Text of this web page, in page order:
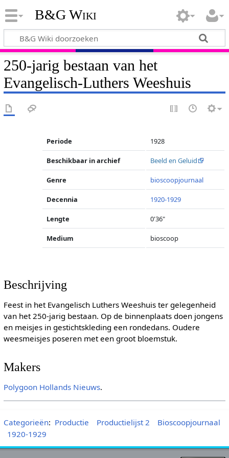
B&G Wiki
250-jarig bestaan van het
Evangelisch-Luthers Weeshuis
Periode 1928
Beschikbaar in archief Beeld en Geluid
Genre bioscoopjournaal
Decennia 1920-1929
Lengte 0'36"
Medium bioscoop
Beschrijving
Feest in het Evangelisch Luthers Weeshuis ter gelegenheid
van het 250-jarig bestaan. Op de binnenplaats doen jongens
en meisjes in gestichtskleding een rondedans. Oudere
weesmeisjes poseren met een groot bloemstuk.
Makers
Polygoon Hollands Nieuws.
Categorieën: Productie Productielijst 2
Bioscoopjournaal
1920-1929